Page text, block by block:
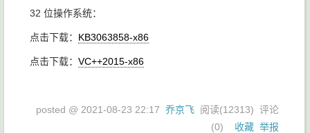
32 位操作系统：
点击下载： KB3063858-x86
点击下载： VC++2015-x86
posted @ 2021-08-23 22:17 乔京飞 阅读(12313) 评论
(0) 收藏 举报